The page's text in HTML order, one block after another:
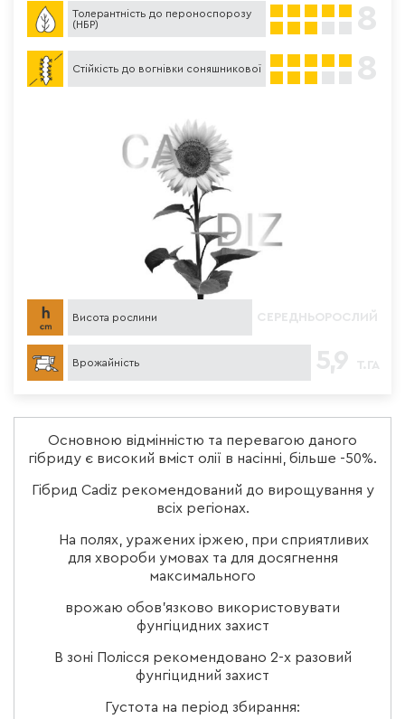
Толерантність до пероноспорозу
(НБР)
8
Стійкість до вогнівки соняшникової 8
Висота рослини СЕРЕДНЬОРОСЛИЙ
Врожайність 5,9 Т. ГА
Основною відмінністю та перевагою даного
гібриду є високий вміст олії в насінні, більше -50%.
Гібрид Cadiz рекомендований до вирощування у
всіх регіонах.
На полях, уражених іржею, при сприятливих
для хвороби умовах та для досягнення
максимального
врожаю обов’язково використовувати
фунгіцидних захист
В зоні Полісся рекомендовано 2-х разовий
фунгіцидний захист
Густота на період збирання: